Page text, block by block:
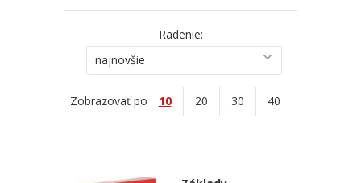
Radenie:
najnovšie
Zobrazovať po 10 20 30 40